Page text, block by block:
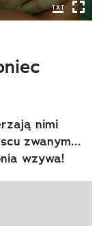
nimi
zwanym...
wzywa!